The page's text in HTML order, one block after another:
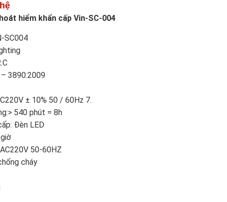
hiểm khẩn cấp Vin-SC-004
SC004
3890:2009
± 10% 50 / 60Hz 7.
540 phút = 8h
Đèn LED
50-60HZ
cháy